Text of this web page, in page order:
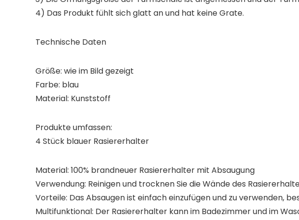
4) Das Produkt fühlt sich glatt an und hat keine Grate.
Technische Daten
Größe: wie im Bild gezeigt
Farbe: blau
Material: Kunststoff
Produkte umfassen:
4 Stück blauer Rasiererhalter
Material: 100% brandneuer Rasiererhalter mit Absaugung
Verwendung: Reinigen und trocknen Sie die Wände des
Vorteile: Das Absaugen ist einfach einzufügen und zu verwenden,
Multifunktional: Der Rasiererhalter kann im Badezimmer und im